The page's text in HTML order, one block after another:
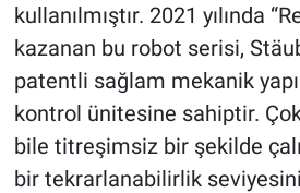
kullanılmıştır. 2021 yılında
kazanan bu robot serisi,
patentli sağlam mekanik
kontrol ünitesine sahiptir.
bile titreşimsiz bir şekilde
bir tekrarlanabilirlik